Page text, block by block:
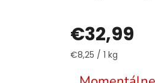
€32,99
Jednotková
€8,25 / 1 kg